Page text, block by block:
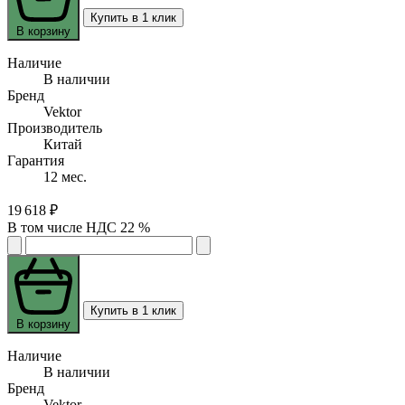
В корзину
Купить в 1 клик
Наличие
В наличии
Бренд
Vektor
Производитель
Китай
Гарантия
12 мес.
19 618 ₽
В том числе НДС 22 %
В корзину
Купить в 1 клик
Наличие
В наличии
Бренд